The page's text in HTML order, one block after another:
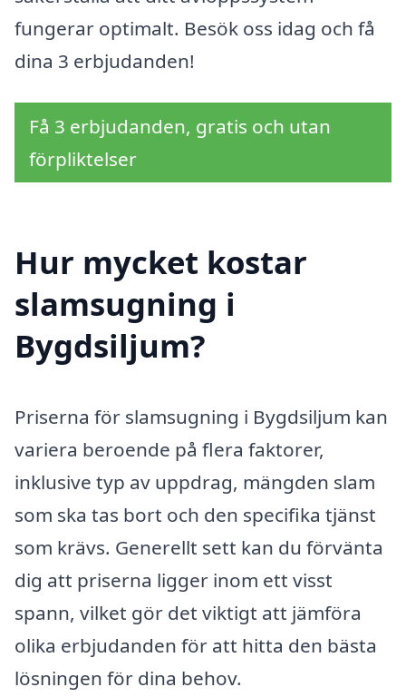
fungerar optimalt. Besök oss idag och få
dina 3 erbjudanden!
Få 3 erbjudanden, gratis och utan
förpliktelser
Hur mycket kostar
slamsugning i
Bygdsiljum?
Priserna för slamsugning i Bygdsiljum kan
variera beroende på flera faktorer,
inklusive typ av uppdrag, mängden slam
som ska tas bort och den specifika tjänst
som krävs. Generellt sett kan du förvänta
dig att priserna ligger inom ett visst
spann, vilket gör det viktigt att jämföra
olika erbjudanden för att hitta den bästa
lösningen för dina behov.